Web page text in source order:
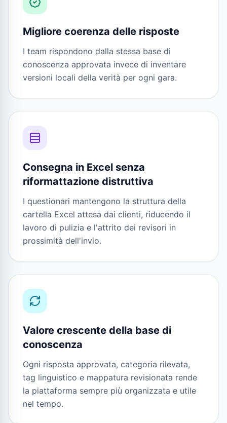
Migliore coerenza delle risposte
I team rispondono dalla stessa base di
conoscenza approvata invece di inventare
versioni locali della verità per ogni gara.
Consegna in Excel senza
riformattazione distruttiva
I questionari mantengono la struttura della
cartella Excel attesa dai clienti, riducendo il
lavoro di pulizia e l'attrito dei revisori in
prossimità dell'invio.
Valore crescente della base di
conoscenza
Ogni risposta approvata, categoria rilevata,
tag linguistico e mappatura revisionata rende
la piattaforma sempre più organizzata e utile
nel tempo.